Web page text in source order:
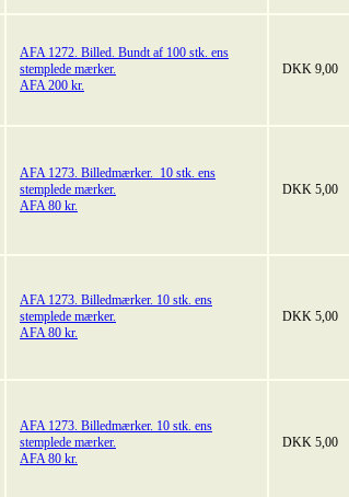
AFA 1272. Billed. Bundt af 100 stk. ens
stemplede mærker.
AFA 200 kr.
DKK 9,00
AFA 1273. Billedmærker. 10 stk. ens
stemplede mærker.
AFA 80 kr.
DKK 5,00
AFA 1273. Billedmærker. 10 stk. ens
stemplede mærker.
AFA 80 kr.
DKK 5,00
AFA 1273. Billedmærker. 10 stk. ens
stemplede mærker.
AFA 80 kr.
DKK 5,00